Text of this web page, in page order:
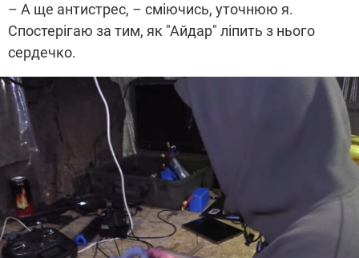
– А ще антистрес, – сміючись, уточнюю я.
Спостерігаю за тим, як "Айдар" ліпить з нього
сердечко.